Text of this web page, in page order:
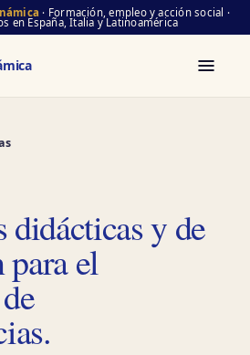
· Formación, empleo y acción social ·
en España, Italia y Latinoamérica
didácticas y de
para el